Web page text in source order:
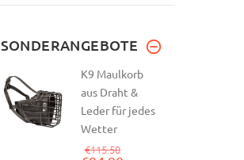
K9 Maulkorb
Leder für...
€115.50
€94.90
SONDERANGEBOTE
K9 Maulkorb
aus Draht &
Leder für jedes
Wetter
€115.50